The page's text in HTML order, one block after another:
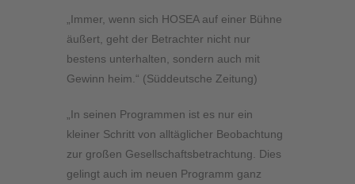
„Immer, wenn sich HOSEA auf einer Bühne
äußert, geht der Betrachter nicht nur
bestens unterhalten, sondern auch mit
Gewinn heim.“ (Süddeutsche Zeitung)
„In seinen Programmen ist es nur ein
kleiner Schritt von alltäglicher Beobachtung
zur großen Gesellschaftsbetrachtung. Dies
gelingt auch im neuen Programm ganz